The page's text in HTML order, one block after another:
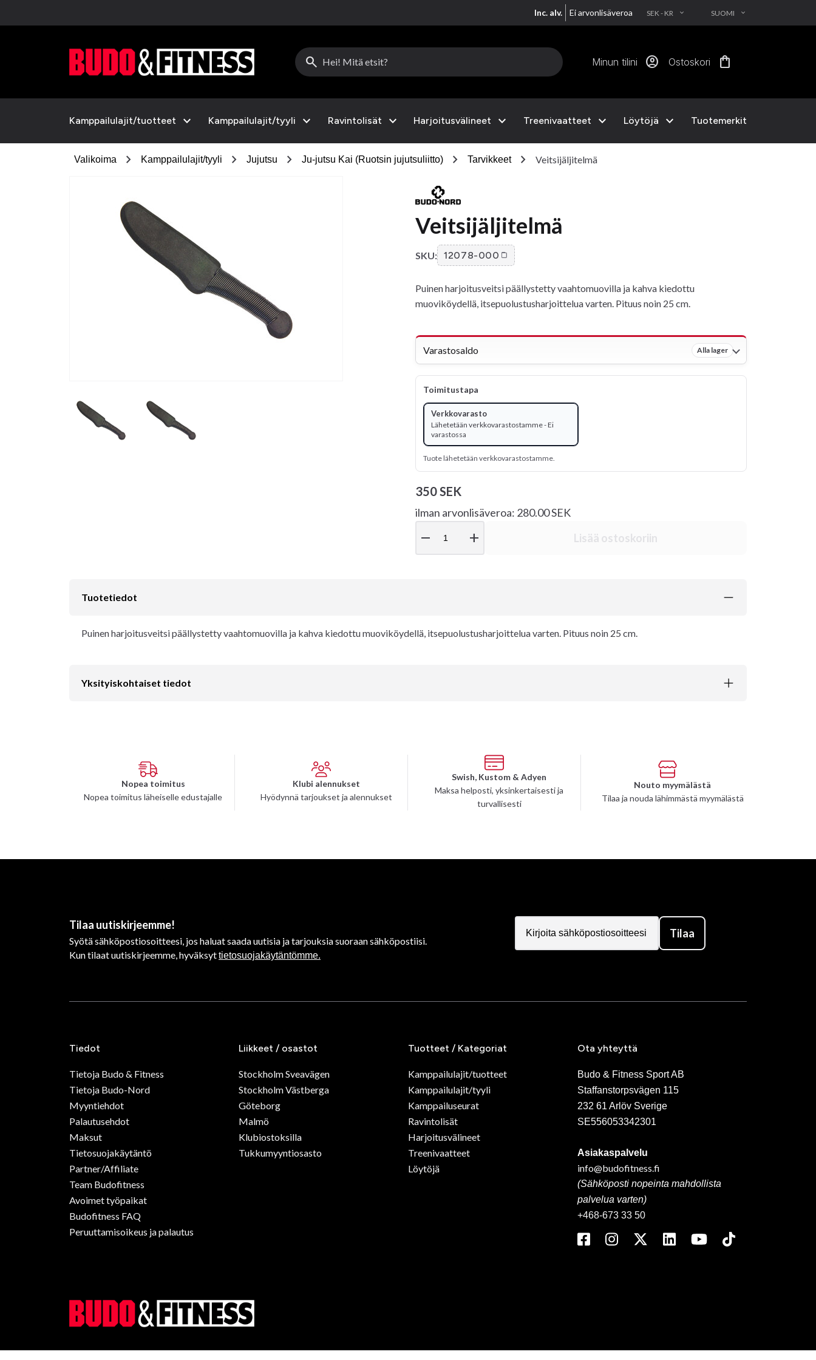
Inc. alv. Ei arvonlisäveroa SEK - KR EXPAND_MORE SUOMI EXPAND_MORE
search Minun tilini account_circle Ostoskori shopping_bag
Kamppailulajit/tuotteet expand_more Kamppailulajit/tyyli expand_more Ravintolisät expand_more Harjoitusvälineet expand_more Treenivaatteet expand_more Löytöjä expand_more Tuotemerkit
Valikoima chevron_right Kamppailulajit/tyyli chevron_right Jujutsu chevron_right Ju-jutsu Kai (Ruotsin jujutsuliitto) chevron_right Tarvikkeet chevron_right Veitsijäljitelmä
Veitsijäljitelmä
SKU: 12078-000
Puinen harjoitusveitsi päällystetty vaahtomuovilla ja kahva kiedottu
muoviköydellä, itsepuolustusharjoittelua varten. Pituus noin 25 cm.
Varastosaldo Alla lager
Toimitustapa
Verkkovarasto
Lähetetään verkkovarastostamme - Ei
varastossa
Tuote lähetetään verkkovarastostamme.
350 SEK
ilman arvonlisäveroa: 280.00 SEK
remove add Lisää ostoskoriin
Tuotetiedot
Puinen harjoitusveitsi päällystetty vaahtomuovilla ja kahva kiedottu muoviköydellä, itsepuolustusharjoittelua varten. Pituus noin 25 cm.
Yksityiskohtaiset tiedot
Nopea toimitus
Nopea toimitus läheiselle edustajalle
Klubi alennukset
Hyödynnä tarjoukset ja alennukset
Swish, Kustom & Adyen
Maksa helposti, yksinkertaisesti ja
turvallisesti
Nouto myymälästä
Tilaa ja nouda lähimmästä myymälästä
Tilaa uutiskirjeemme!
Syötä sähköpostiosoitteesi, jos haluat saada uutisia ja tarjouksia suoraan sähköpostiisi.
Kun tilaat uutiskirjeemme, hyväksyttietosuojakäytäntömme.
Tilaa
Tiedot
Tietoja Budo & Fitness
Tietoja Budo-Nord
Myyntiehdot
Palautusehdot
Maksut
Tietosuojakäytäntö
Partner/Affiliate
Team Budofitness
Avoimet työpaikat
Budofitness FAQ
Peruuttamisoikeus ja palautus
Liikkeet / osastot
Stockholm Sveavägen
Stockholm Västberga
Göteborg
Malmö
Klubiostoksilla
Tukkumyyntiosasto
Tuotteet / Kategoriat
Kamppailulajit/tuotteet
Kamppailulajit/tyyli
Kamppailuseurat
Ravintolisät
Harjoitusvälineet
Treenivaatteet
Löytöjä
Ota yhteyttä
Budo & Fitness Sport AB
Staffanstorpsvägen 115
232 61 Arlöv Sverige
SE556053342301
Asiakaspalvelu
info@budofitness.fi
(Sähköposti nopeinta mahdollista
palvelua varten)
+468-673 33 50